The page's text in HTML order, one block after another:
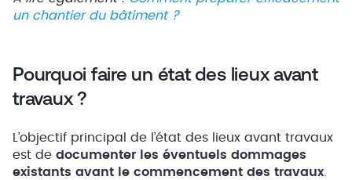
un chantier du bâtiment ?
Pourquoi faire un état des lieux avant
travaux ?
L’objectif principal de l’état des lieux avant travaux
est de documenter les éventuels dommages
existants avant le commencement des travaux.